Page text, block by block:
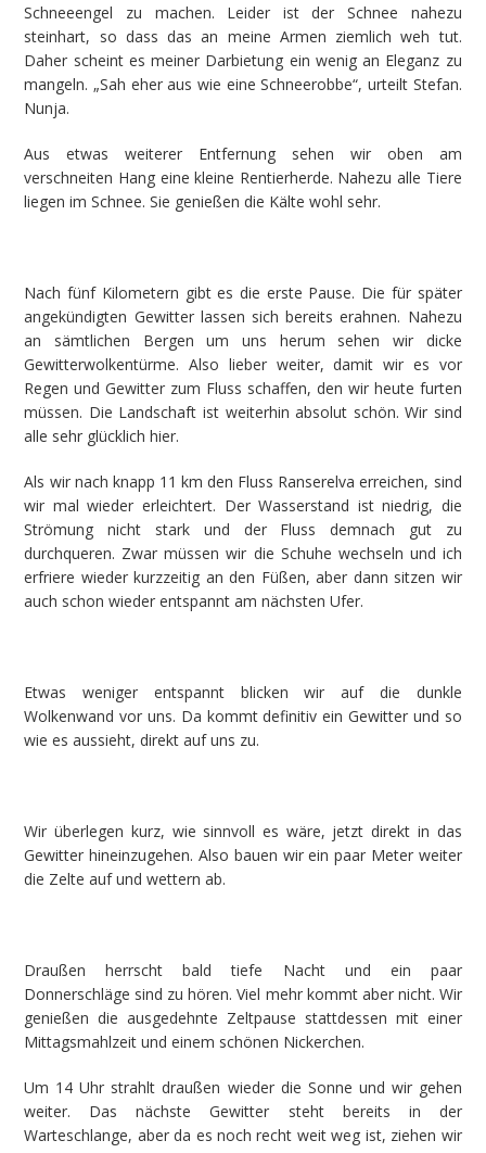
Schneeengel zu machen. Leider ist der Schnee nahezu
steinhart, so dass das an meine Armen ziemlich weh tut.
Daher scheint es meiner Darbietung ein wenig an Eleganz zu
mangeln. „Sah eher aus wie eine Schneerobbe“, urteilt Stefan.
Nunja.
Aus etwas weiterer Entfernung sehen wir oben am
verschneiten Hang eine kleine Rentierherde. Nahezu alle Tiere
liegen im Schnee. Sie genießen die Kälte wohl sehr.
Nach fünf Kilometern gibt es die erste Pause. Die für später
angekündigten Gewitter lassen sich bereits erahnen. Nahezu
an sämtlichen Bergen um uns herum sehen wir dicke
Gewitterwolkentürme. Also lieber weiter, damit wir es vor
Regen und Gewitter zum Fluss schaffen, den wir heute furten
müssen. Die Landschaft ist weiterhin absolut schön. Wir sind
alle sehr glücklich hier.
Als wir nach knapp 11 km den Fluss Ranserelva erreichen, sind
wir mal wieder erleichtert. Der Wasserstand ist niedrig, die
Strömung nicht stark und der Fluss demnach gut zu
durchqueren. Zwar müssen wir die Schuhe wechseln und ich
erfriere wieder kurzzeitig an den Füßen, aber dann sitzen wir
auch schon wieder entspannt am nächsten Ufer.
Etwas weniger entspannt blicken wir auf die dunkle
Wolkenwand vor uns. Da kommt definitiv ein Gewitter und so
wie es aussieht, direkt auf uns zu.
Wir überlegen kurz, wie sinnvoll es wäre, jetzt direkt in das
Gewitter hineinzugehen. Also bauen wir ein paar Meter weiter
die Zelte auf und wettern ab.
Draußen herrscht bald tiefe Nacht und ein paar
Donnerschläge sind zu hören. Viel mehr kommt aber nicht. Wir
genießen die ausgedehnte Zeltpause stattdessen mit einer
Mittagsmahlzeit und einem schönen Nickerchen.
Um 14 Uhr strahlt draußen wieder die Sonne und wir gehen
weiter. Das nächste Gewitter steht bereits in der
Warteschlange, aber da es noch recht weit weg ist, ziehen wir